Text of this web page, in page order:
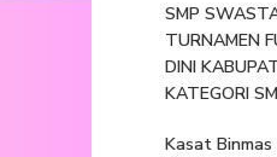
SMP
TURNAMEN
DINI
KATEGORI
Kasat